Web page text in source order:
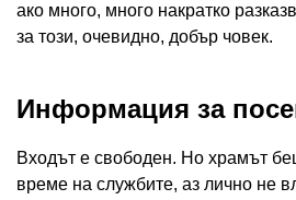
ако много, много накратко
за този, очевидно, добър човек.
Информация за
Входът е свободен. Но храмът
време на службите, аз лично не